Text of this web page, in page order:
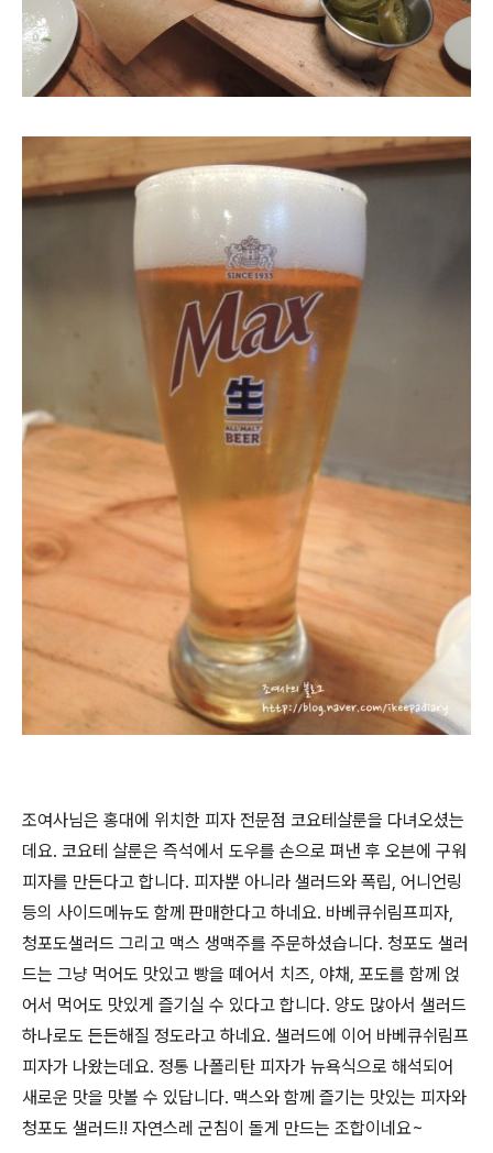
조여사님은 홍대에 위치한 피자 전문점 코요테살룬을 다녀오셨는
데요. 코요테 살룬은 즉석에서 도우를 손으로 펴낸 후 오븐에 구워
피자를 만든다고 합니다. 피자뿐 아니라 샐러드와 폭립, 어니언링
등의 사이드메뉴도 함께 판매한다고 하네요. 바베큐쉬림프피자,
청포도샐러드 그리고 맥스 생맥주를 주문하셨습니다. 청포도 샐러
드는 그냥 먹어도 맛있고 빵을 뗴어서 치즈, 야채, 포도를 함께 얹
어서 먹어도 맛있게 즐기실 수 있다고 합니다. 양도 많아서 샐러드
하나로도 든든해질 정도라고 하네요. 샐러드에 이어 바베큐쉬림프
피자가 나왔는데요. 정통 나폴리탄 피자가 뉴욕식으로 해석되어
새로운 맛을 맛볼 수 있답니다. 맥스와 함께 즐기는 맛있는 피자와
청포도 샐러드!! 자연스레 군침이 돌게 만드는 조합이네요~